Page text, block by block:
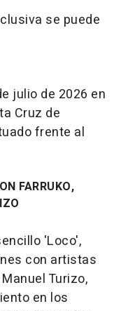
se puede
julio de 2026 en
Cruz de
frente al
FARRUKO,
'Loco',
con artistas
Turizo,
en los